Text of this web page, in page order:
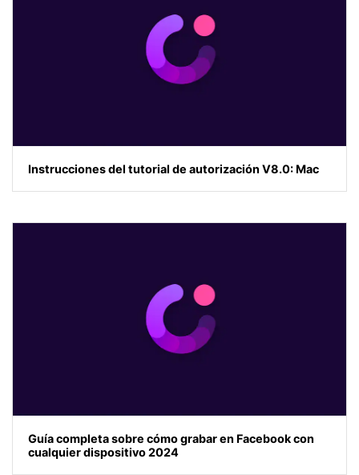
Instrucciones del tutorial de autorización V8.0: Mac
Guía completa sobre cómo grabar en Facebook con
cualquier dispositivo 2024